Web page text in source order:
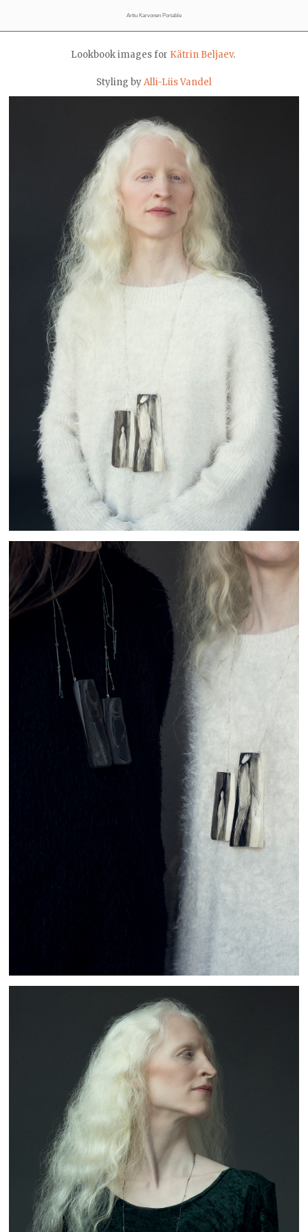
Arttu Karvonen Portable
Lookbook images for Kätrin Beljaev.
Styling byAlli-Liis Vandel